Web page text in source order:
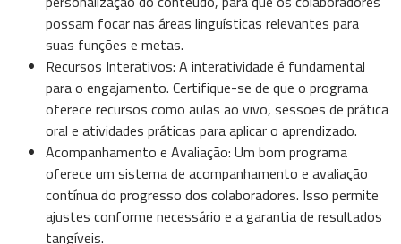
possam focar nas áreas linguísticas relevantes para
suas funções e metas.
Recursos Interativos: A interatividade é fundamental
para o engajamento. Certifique-se de que o programa
oferece recursos como aulas ao vivo, sessões de prática
oral e atividades práticas para aplicar o aprendizado.
Acompanhamento e Avaliação: Um bom programa
oferece um sistema de acompanhamento e avaliação
contínua do progresso dos colaboradores. Isso permite
ajustes conforme necessário e a garantia de resultados
tangíveis.